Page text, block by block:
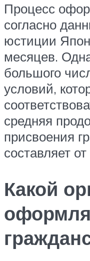
Процесс
согласно
юстиции
месяцев.
большого
условий,
средняя
присвоения
составляет
Какой